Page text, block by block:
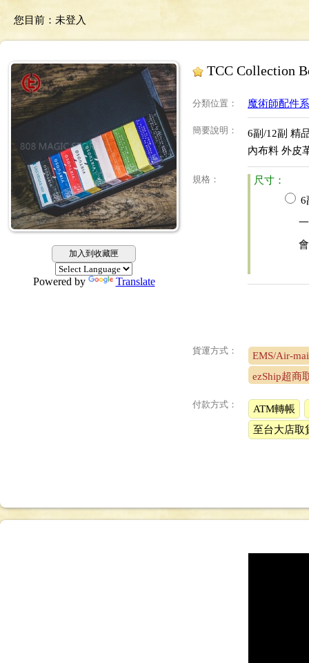
您目前： 未登入
加入到收藏匣
Powered by Translate
TCC Collection
分類位置 ： 魔術師配件
簡要說明 ：
6副/12副 精
內布料 外皮
規格 ：
尺寸：
6
貨運方式：
EMS/Air-
ezShip超商
付款方式：
ATM轉帳
至台大店取